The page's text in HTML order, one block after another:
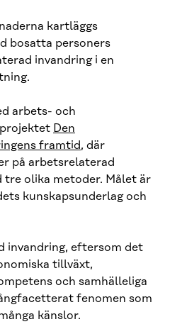
kartläggs
bosatta personers
invandring i en
arbets- och
Den
framtid, där
på arbetsrelaterad
tre olika metoder. Målet är
kunskapsunderlag och
invandring, eftersom det
tillväxt,
och samhälleliga
fenomen som
känslor.